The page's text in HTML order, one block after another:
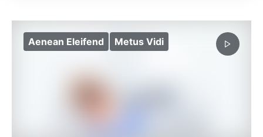
Aenean Eleifend Metus Vidi